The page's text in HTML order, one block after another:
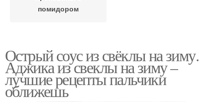
помидором
Острый соус из свёклы на зиму.
Аджика из свеклы на зиму –
лучшие рецепты пальчики
оближешь